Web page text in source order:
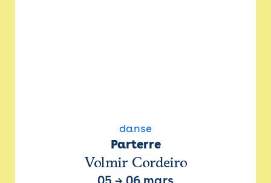
danse
Parterre
Volmir Cordeiro